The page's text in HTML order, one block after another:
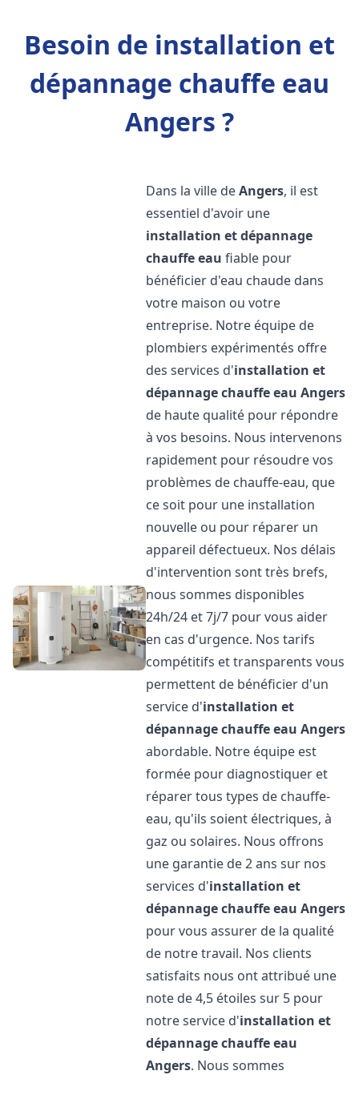
Besoin de installation et
dépannage chauffe eau
Angers ?
Dans la ville deAngers, il est
essentiel d'avoir une
installation et dépannage
chauffe eau fiable pour
bénéficier d'eau chaude dans
votre maison ou votre
entreprise. Notre équipe de
plombiers expérimentés offre
des services d'installation et
dépannage chauffe eau Angers
de haute qualité pour répondre
à vos besoins. Nous intervenons
rapidement pour résoudre vos
problèmes de chauffe-eau, que
ce soit pour une installation
nouvelle ou pour réparer un
appareil défectueux. Nos délais
d'intervention sont très brefs,
nous sommes disponibles
24h/24 et 7j/7 pour vous aider
en cas d'urgence. Nos tarifs
compétitifs et transparents vous
permettent de bénéficier d'un
service d'installation et
dépannage chauffe eau Angers
abordable. Notre équipe est
formée pour diagnostiquer et
réparer tous types de chauffe-
eau, qu'ils soient électriques, à
gaz ou solaires. Nous offrons
une garantie de 2 ans sur nos
services d'installation et
dépannage chauffe eau Angers
pour vous assurer de la qualité
de notre travail. Nos clients
satisfaits nous ont attribué une
note de 4,5 étoiles sur 5 pour
notre service d'installation et
dépannage chauffe eau
Angers. Nous sommes